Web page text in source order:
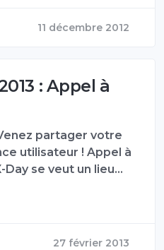
11 décembre 2012
: Appel à
partager votre
utilisateur ! Appel à
Day se veut un lieu…
27 février 2013